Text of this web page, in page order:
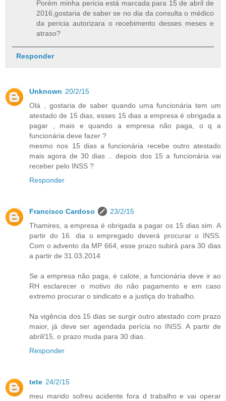
Porém minha pericia está marcada para 15 de abril de
2016,gostaria de saber se no dia da consulta o médico
da pericia autorizara o recebimento desses meses e
atraso?
Responder
Unknown 20/2/15
Olá , gostaria de saber quando uma funcionária tem um
atestado de 15 dias, esses 15 dias a empresa é obrigada a
pagar , mais e quando a empresa não paga, o q a
funcionária deve fazer ?
mesmo nos 15 dias a funcionária recebe outro atestado
mais agora de 30 dias .. depois dos 15 a funcionária vai
receber pelo INSS ?
Responder
Francisco Cardoso
23/2/15
Thamires, a empresa é obrigada a pagar os 15 dias sim. A
partir do 16. dia o empregado deverá procurar o INSS.
Com o advento da MP 664, esse prazo subirá para 30 dias
a partir de 31.03.2014
Se a empresa não paga, é calote, a funcionária deve ir ao
RH esclarecer o motivo do não pagamento e em caso
extremo procurar o sindicato e a justiça do trabalho.
Na vigência dos 15 dias se surgir outro atestado com prazo
maior, já deve ser agendada perícia no INSS. A partir de
abril/15, o prazo muda para 30 dias.
Responder
tete 24/2/15
meu marido sofreu acidente fora d trabalho e vai operar